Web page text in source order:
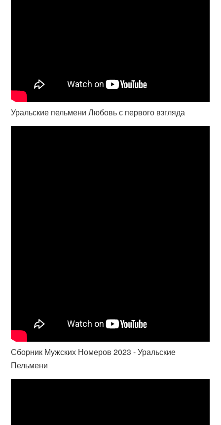
Уральские пельмени Любовь с первого взгляда
Сборник Мужских Номеров 2023 - Уральские
Пельмени